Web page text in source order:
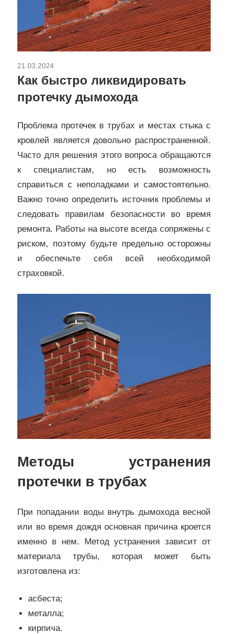
21.03.2024
Как быстро ликвидировать
протечку дымохода
Проблема протечек в трубах и местах стыка с
кровлей является довольно распространенной.
Часто для решения этого вопроса обращаются
к специалистам, но есть возможность
справиться с неполадками и самостоятельно.
Важно точно определить источник проблемы и
следовать правилам безопасности во время
ремонта. Работы на высоте всегда сопряжены с
риском, поэтому будьте предельно осторожны
и обеспечьте себя всей необходимой
страховкой.
Методы устранения
протечки в трубах
При попадании воды внутрь дымохода весной
или во время дождя основная причина кроется
именно в нем. Метод устранения зависит от
материала трубы, которая может быть
изготовлена из:
асбеста;
металла;
кирпича.